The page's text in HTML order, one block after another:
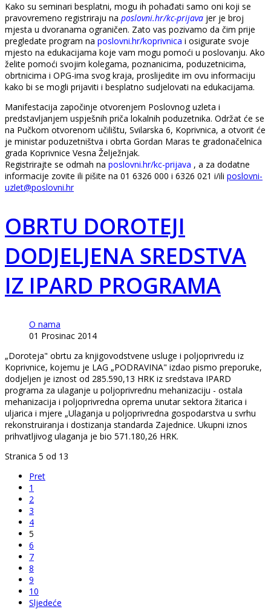
Kako su seminari besplatni, mogu ih pohađati samo oni koji se
pravovremeno registriraju na poslovni.hr/kc-prijava jer je broj
mjesta u dvoranama ograničen. Zato vas pozivamo da čim prije
pregledate program na poslovni.hr/koprivnica i osigurate svoje
mjesto na edukacijama koje vam mogu pomoći u poslovanju. Ako
želite pomoći svojim kolegama, poznanicima, poduzetnicima,
obrtnicima i OPG-ima svog kraja, proslijedite im ovu informaciju
kako bi se mogli prijaviti i besplatno sudjelovati na edukacijama.
Manifestacija započinje otvorenjem Poslovnog uzleta i
predstavljanjem uspješnih priča lokalnih poduzetnika. Održat će se
na Pučkom otvorenom učilištu, Svilarska 6, Koprivnica, a otvorit će
je ministar poduzetništva i obrta Gordan Maras te gradonačelnica
grada Koprivnice Vesna Želježnjak.
Registrirajte se odmah na poslovni.hr/kc-prijava , a za dodatne
informacije zovite ili pišite na 01 6326 000 i 6326 021 i/ili poslovni-
uzlet@poslovni.hr
OBRTU DOROTEJI
DODJELJENA SREDSTVA
IZ IPARD PROGRAMA
O nama
01 Prosinac 2014
„Doroteja" obrtu za knjigovodstvene usluge i poljoprivredu iz
Koprivnice, kojemu je LAG „PODRAVINA" izdao pismo preporuke,
dodjeljen je iznost od 285.590,13 HRK iz sredstava IPARD
programa za ulaganje u poljoprivrednu mehanizaciju - ostala
mehanizacija i poljoprivredna oprema unutar sektora žitarica i
uljarica i mjere „Ulaganja u poljoprivredna gospodarstva u svrhu
rekonstruiranja i dostizanja standarda Zajednice. Ukupni iznos
prihvatljivog ulaganja je bio 571.180,26 HRK.
Stranica 5 od 13
Pret
1
2
3
4
5
6
7
8
9
10
Sljedeće